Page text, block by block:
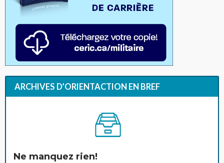
ARCHIVES D’ORIENTACTION EN BREF
Ne manquez rien!